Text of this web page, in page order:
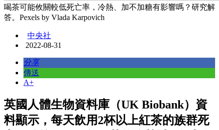
喝茶可能攸關較低死亡率，冷熱、加不加糖有影響嗎？研究解
答。Pexels by Vlada Karpovich
中央社
2022-08-31
分享
傳送
A+
英國人體生物資料庫（UK Biobank）資
料顯示，每天飲用2杯以上紅茶的族群死